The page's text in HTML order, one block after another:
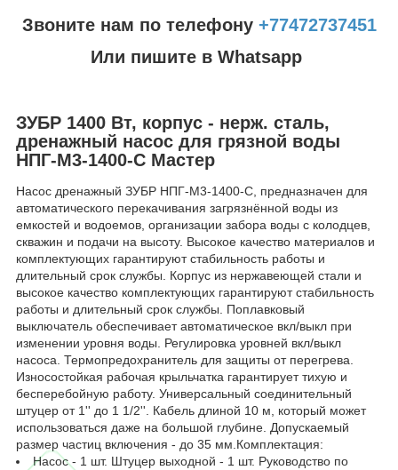
Звоните нам по телефону +77472737451
Или пишите в Whatsapp
ЗУБР 1400 Вт, корпус - нерж. сталь,
дренажный насос для грязной воды
НПГ-М3-1400-С Мастер
Насос дренажный ЗУБР НПГ-М3-1400-С, предназначен для
автоматического перекачивания загрязнённой воды из
емкостей и водоемов, организации забора воды с колодцев,
скважин и подачи на высоту. Высокое качество материалов и
комплектующих гарантируют стабильность работы и
длительный срок службы. Корпус из нержавеющей стали и
высокое качество комплектующих гарантируют стабильность
работы и длительный срок службы. Поплавковый
выключатель обеспечивает автоматическое вкл/выкл при
изменении уровня воды. Регулировка уровней вкл/выкл
насоса. Термопредохранитель для защиты от перегрева.
Износостойкая рабочая крыльчатка гарантирует тихую и
бесперебойную работу. Универсальный соединительный
штуцер от 1'' до 1 1/2''. Кабель длиной 10 м, который может
использоваться даже на большой глубине. Допускаемый
размер частиц включения - до 35 мм.Комплектация:
Насос - 1 шт. Штуцер выходной - 1 шт. Руководство по